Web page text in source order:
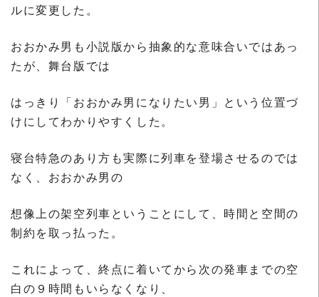
ルに変更した。
おおかみ男も小説版から抽象的な意味合いではあっ
たが、舞台版では
はっきり「おおかみ男になりたい男」という位置づ
けにしてわかりやすくした。
寝台特急のあり方も実際に列車を登場させるのでは
なく、おおかみ男の
想像上の架空列車ということにして、時間と空間の
制約を取っ払った。
これによって、終点に着いてから次の発車までの空
白の９時間もいらなくなり、